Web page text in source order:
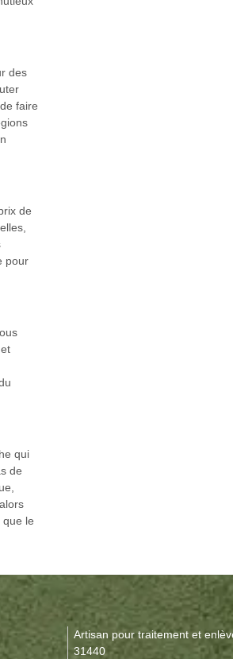
des
faire
de
pour
qui
de
le
Artisan pour traitement et
31440